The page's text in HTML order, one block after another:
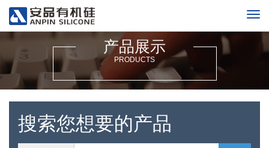
产品展示
PRODUCTS
搜索您想要的产品